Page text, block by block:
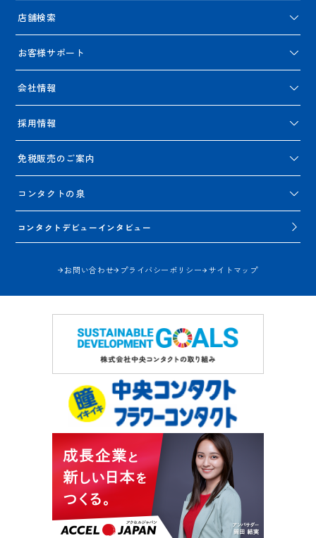
店舗検索
お客様サポート
会社情報
採用情報
免税販売のご案内
コンタクトの泉
コンタクトデビューインタビュー
お問い合わせ プライバシーポリシー サイトマップ